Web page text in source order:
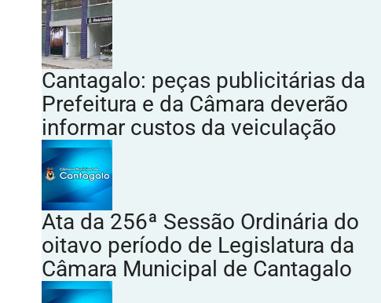
Cantagalo: peças publicitárias da
Prefeitura e da Câmara deverão
informar custos da veiculação
Ata da 256ª Sessão Ordinária do
oitavo período de Legislatura da
Câmara Municipal de Cantagalo